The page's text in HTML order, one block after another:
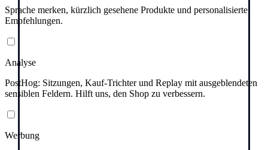
Sprache merken, kürzlich gesehene Produkte und personalisierte
Empfehlungen.
Analyse
PostHog: Sitzungen, Kauf-Trichter und Replay mit ausgeblendeten
sensiblen Feldern. Hilft uns, den Shop zu verbessern.
Werbung